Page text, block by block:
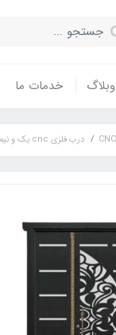
وبلاگ خدمات ما
درب فلزی cnc یک و نیم لنگه